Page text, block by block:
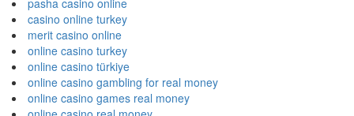
casino online turkey
merit casino online
online casino turkey
online casino türkiye
online casino gambling for real money
online casino games real money